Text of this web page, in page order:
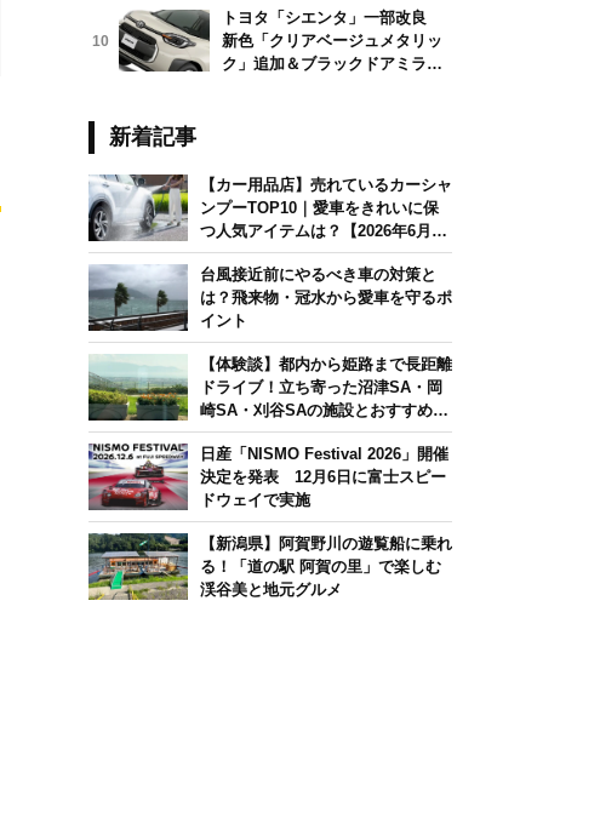
10
トヨタ「シエンタ」一部改良
新色「クリアベージュメタリッ
ク」追加＆ブラックドアミラー
新着記事
【カー用品店】売れているカーシャ
ンプーTOP10｜愛車をきれいに保
つ人気アイテムは？【2026年6月
版】
台風接近前にやるべき車の対策と
は？飛来物・冠水から愛車を守るポ
イント
【体験談】都内から姫路まで長距離
ドライブ！立ち寄った沼津SA・岡
崎SA・刈谷SAの施設とおすすめグ
ルメを紹介
日産「NISMO Festival 2026」開催
決定を発表 12月6日に富士スピー
ドウェイで実施
【新潟県】阿賀野川の遊覧船に乗れ
る！「道の駅 阿賀の里」で楽しむ
渓谷美と地元グルメ